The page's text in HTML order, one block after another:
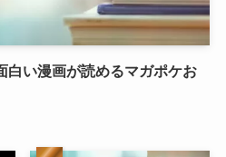
白い漫画が読めるマガポケお